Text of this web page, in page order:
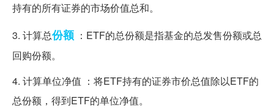
持有的所有证券的市场价值总和。
3. 计算总份额 ：ETF的总份额是指基金的总发售份额或总
回购份额。
4. 计算单位净值 ：将ETF持有的证券市价总值除以ETF的
总份额，得到ETF的单位净值。